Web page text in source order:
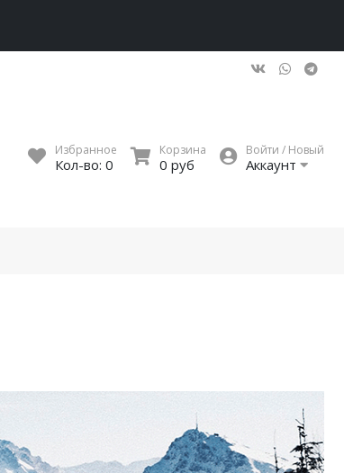
Избранное
Кол-во: 0
Корзина
0 руб
Войти / Новый
Аккаунт